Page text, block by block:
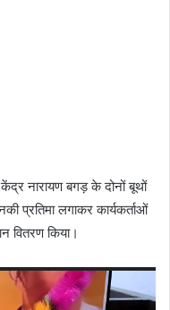
नारायण बगड़ के दोनों बूथों
प्रतिमा लगाकर कार्यकर्ताओं
वितरण किया।